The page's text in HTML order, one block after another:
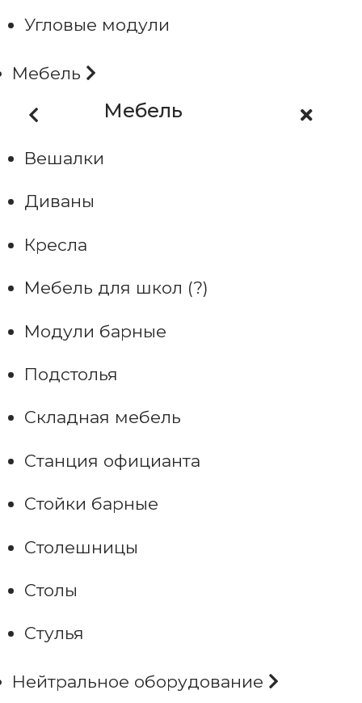
Угловые модули
Мебель
Мебель
Вешалки
Диваны
Кресла
Мебель для школ (?)
Модули барные
Подстолья
Складная мебель
Станция официанта
Стойки барные
Столешницы
Столы
Стулья
Нейтральное оборудование